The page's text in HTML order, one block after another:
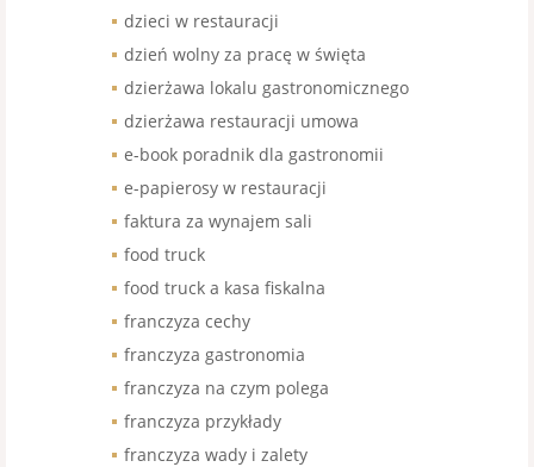
dzieci w restauracji
dzień wolny za pracę w święta
dzierżawa lokalu gastronomicznego
dzierżawa restauracji umowa
e-book poradnik dla gastronomii
e-papierosy w restauracji
faktura za wynajem sali
food truck
food truck a kasa fiskalna
franczyza cechy
franczyza gastronomia
franczyza na czym polega
franczyza przykłady
franczyza wady i zalety